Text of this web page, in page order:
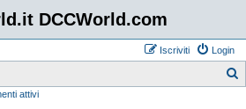
DCCWorld.com
Login
Iscriviti
attivi